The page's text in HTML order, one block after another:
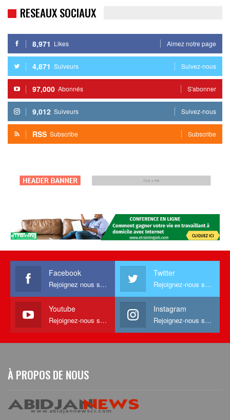
RESEAUX SOCIAUX
8,971 Likes Aimez notre page
4,871 Suiveurs Suivez-nous
97,000 Abonnés S'abonner
9,012 Suiveurs Suivez-nous
RSS Subscribe Subscribe
Facebook
Rejoignez nous sur facebook
Twitter
Rejoignez-nous sur Twitter
Youtube
Rejoignez-nous sur Youtube
Instagram
Rejoignez-nous sur Instagram
À PROPOS DE NOUS